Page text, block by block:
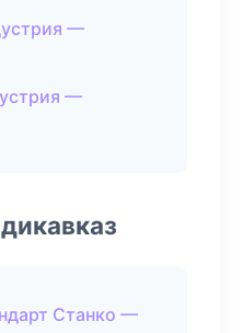
—
—
Станко —